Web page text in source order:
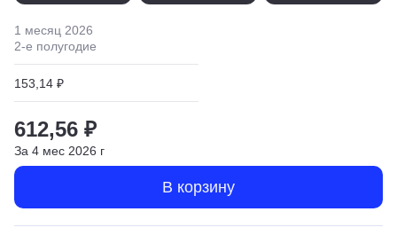
1 месяц 2026
2-е полугодие
153,14 ₽
612,56 ₽
За 4 мес 2026 г
В корзину